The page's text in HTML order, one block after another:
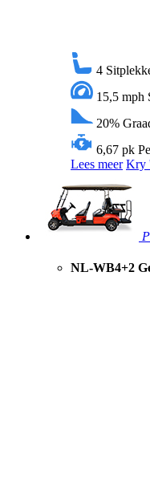
4
15,5 mph
20%
6,67 pk
Lees meer Kry
NL-WB4+2